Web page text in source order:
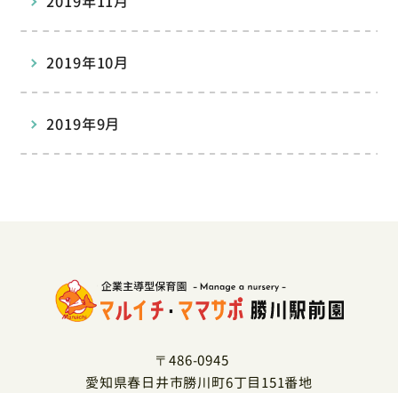
2019年10月
2019年9月
〒486-0945
愛知県春日井市勝川町6丁目151番地